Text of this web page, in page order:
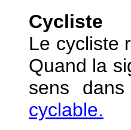
Cycliste
Le cycliste
Quand la
sens
cyclable.